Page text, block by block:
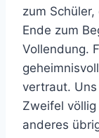
zum
Ende zum
Vollendung.
vertraut.
Zweifel
anderes